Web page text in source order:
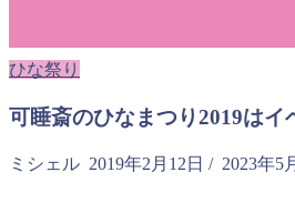
ひな祭り
可睡斎のひなまつり2019は
ミシェル 2019年2月12日 / 2023年5